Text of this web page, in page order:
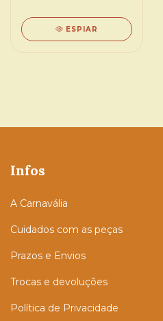
ESPIAR
Infos
A Carnavália
Cuidados com as peças
Prazos e Envios
Trocas e devoluções
Política de Privacidade